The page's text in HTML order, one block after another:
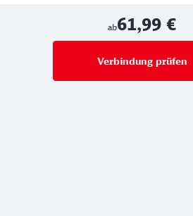
ab61,99 €
Verbindung prüfen